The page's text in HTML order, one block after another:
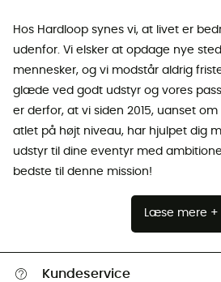
Hos Hardloop synes vi, at livet er
udenfor. Vi elsker at opdage nye
mennesker, og vi modstår aldrig
glæde ved godt udstyr og vores
er derfor, at vi siden 2015, uanset
atlet på højt niveau, har hjulpet dig
udstyr til dine eventyr med
bedste til denne mission!
Læse mere +
Kundeservice